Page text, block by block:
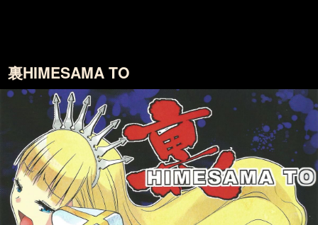
裏HIMESAMA TO